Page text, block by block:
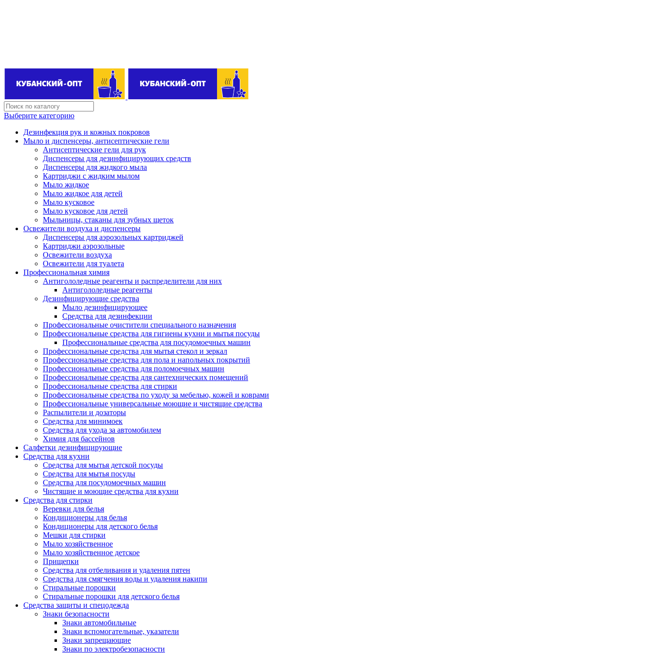
Выберите категорию
Дезинфекция рук и кожных покровов
Мыло и диспенсеры, антисептические гели
Антисептические гели для рук
Диспенсеры для дезинфицирующих средств
Диспенсеры для жидкого мыла
Картриджи с жидким мылом
Мыло жидкое
Мыло жидкое для детей
Мыло кусковое
Мыло кусковое для детей
Мыльницы, стаканы для зубных щеток
Освежители воздуха и диспенсеры
Диспенсеры для аэрозольных картриджей
Картриджи аэрозольные
Освежители воздуха
Освежители для туалета
Профессиональная химия
Антигололедные реагенты и распределители для них
Антигололедные реагенты
Дезинфицирующие средства
Мыло дезинфицирующее
Средства для дезинфекции
Профессиональные очистители специального назначения
Профессиональные средства для гигиены кухни и мытья посуды
Профессиональные средства для посудомоечных машин
Профессиональные средства для мытья стекол и зеркал
Профессиональные средства для пола и напольных покрытий
Профессиональные средства для поломоечных машин
Профессиональные средства для сантехнических помещений
Профессиональные средства для стирки
Профессиональные средства по уходу за мебелью, кожей и коврами
Профессиональные универсальные моющие и чистящие средства
Распылители и дозаторы
Средства для минимоек
Средства для ухода за автомобилем
Химия для бассейнов
Салфетки дезинфицирующие
Средства для кухни
Средства для мытья детской посуды
Средства для мытья посуды
Средства для посудомоечных машин
Чистящие и моющие средства для кухни
Средства для стирки
Веревки для белья
Кондиционеры для белья
Кондиционеры для детского белья
Мешки для стирки
Мыло хозяйственное
Мыло хозяйственное детское
Прищепки
Средства для отбеливания и удаления пятен
Средства для смягчения воды и удаления накипи
Стиральные порошки
Стиральные порошки для детского белья
Средства защиты и спецодежда
Знаки безопасности
Знаки автомобильные
Знаки вспомогательные, указатели
Знаки запрещающие
Знаки по электробезопасности